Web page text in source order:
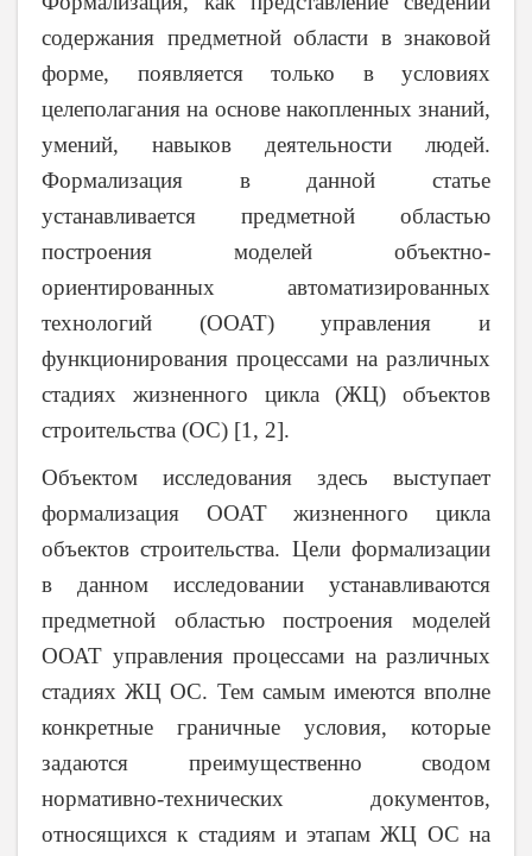
содержания предметной области в знаковой
форме, появляется только в условиях
целеполагания на основе накопленных знаний,
умений, навыков деятельности людей.
Формализация в данной статье
устанавливается предметной областью
построения моделей объектно-
ориентированных автоматизированных
технологий (ООАТ) управления и
функционирования процессами на различных
стадиях жизненного цикла (ЖЦ) объектов
строительства (ОС) [1, 2].
Объектом исследования здесь выступает
формализация ООАТ жизненного цикла
объектов строительства. Цели формализации
в данном исследовании устанавливаются
предметной областью построения моделей
ООАТ управления процессами на различных
стадиях ЖЦ ОС. Тем самым имеются вполне
конкретные граничные условия, которые
задаются преимущественно сводом
нормативно-технических документов,
относящихся к стадиям и этапам ЖЦ ОС на